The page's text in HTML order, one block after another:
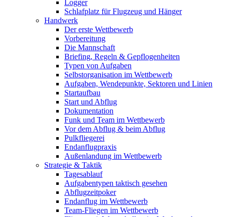
Logger
Schlafplatz für Flugzeug und Hänger
Handwerk
Der erste Wettbewerb
Vorbereitung
Die Mannschaft
Briefing, Regeln & Gepflogenheiten
Typen von Aufgaben
Selbstorganisation im Wettbewerb
Aufgaben, Wendepunkte, Sektoren und Linien
Startaufbau
Start und Abflug
Dokumentation
Funk und Team im Wettbewerb
Vor dem Abflug & beim Abflug
Pulkfliegerei
Endanflugpraxis
Außenlandung im Wettbewerb
Strategie & Taktik
Tagesablauf
Aufgabentypen taktisch gesehen
Abflugzeitpoker
Endanflug im Wettbewerb
Team-Fliegen im Wettbewerb